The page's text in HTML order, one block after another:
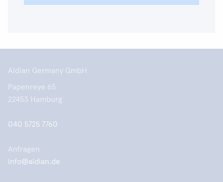
Aidian Germany GmbH
Papenreye 65
22453 Hamburg
040 5725 7760
Anfragen
info@aidian.de